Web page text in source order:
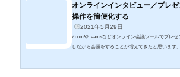
オンラインインタビュー／プレ
操作を簡便化する
2021年5月29日
ZoomやTeamsなどオンライン会議ツールでプレ
しながら会議をすることが増えてきたと思います